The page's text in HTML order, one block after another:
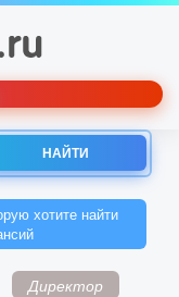
НАЙТИ
хотите найти
Директор